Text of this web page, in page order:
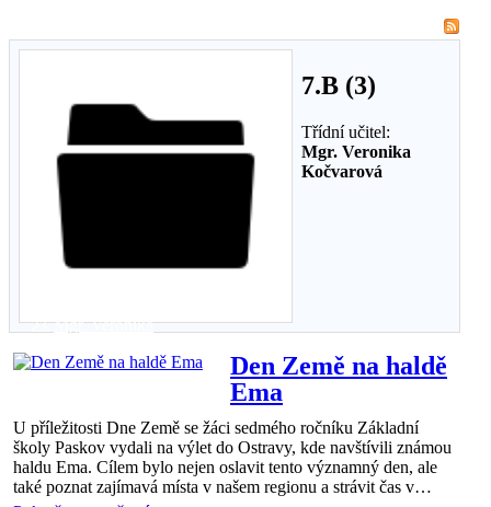
7.B (3)
Třídní učitel:
Mgr. Veronika
Kočvarová
Mgr. Veronika
Den Země na haldě
Ema
U příležitosti Dne Země se žáci sedmého ročníku Základní
školy Paskov vydali na výlet do Ostravy, kde navštívili známou
haldu Ema. Cílem bylo nejen oslavit tento významný den, ale
také poznat zajímavá místa v našem regionu a strávit čas v…